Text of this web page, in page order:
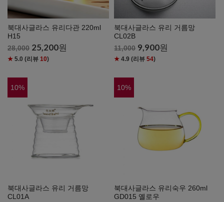
북대사글라스 유리다관 220ml
H15
28,000 25,200원
★ 5.0 (리뷰 10)
북대사글라스 유리 거름망
CL02B
11,000 9,900원
★ 4.9 (리뷰54)
10%
북대사글라스 유리 거름망
CL01A
10%
북대사글라스 유리숙우 260ml
GD015 옐로우